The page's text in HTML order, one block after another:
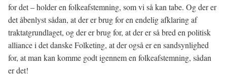
for det – holder en folkeafstemning, som vi så kan tabe. Og der er
det åbenlyst sådan, at der er brug for en endelig afklaring af
traktatgrundlaget, og der er brug for, at der er så bred en politisk
alliance i det danske Folketing, at der også er en sandsynlighed
for, at man kan komme godt igennem en folkeafstemning, sådan
er det!